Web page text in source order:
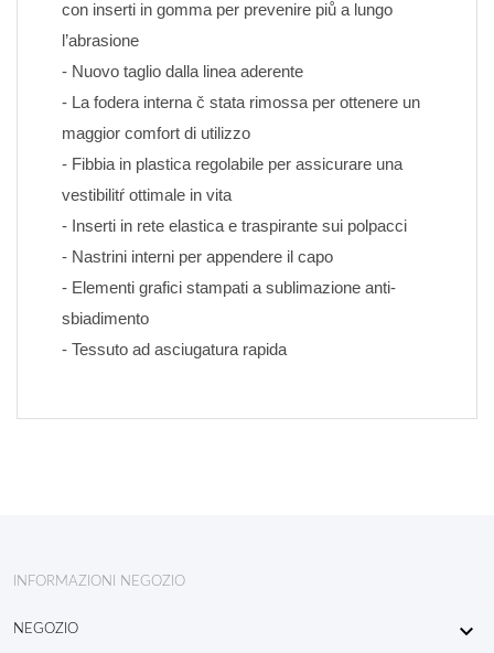
con inserti in gomma per prevenire piů a lungo
l’abrasione
- Nuovo taglio dalla linea aderente
- La fodera interna č stata rimossa per ottenere un
maggior comfort di utilizzo
- Fibbia in plastica regolabile per assicurare una
vestibilitŕ ottimale in vita
- Inserti in rete elastica e traspirante sui polpacci
- Nastrini interni per appendere il capo
- Elementi grafici stampati a sublimazione anti-
sbiadimento
- Tessuto ad asciugatura rapida
INFORMAZIONI NEGOZIO
NEGOZIO 